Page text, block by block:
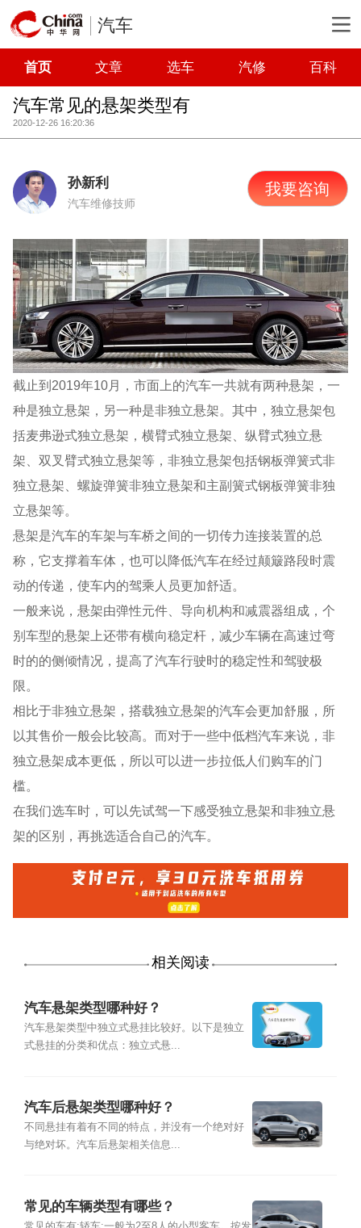
汽车
首页 文章 选车 汽修 百科
汽车常见的悬架类型有
2020-12-26 16:20:36
孙新利
汽车维修技师
我要咨询
截止到2019年10月，市面上的汽车一共就有两种悬架，一
种是独立悬架，另一种是非独立悬架。其中，独立悬架包
括麦弗逊式独立悬架，横臂式独立悬架、纵臂式独立悬
架、双叉臂式独立悬架等，非独立悬架包括钢板弹簧式非
独立悬架、螺旋弹簧非独立悬架和主副簧式钢板弹簧非独
立悬架等。
悬架是汽车的车架与车桥之间的一切传力连接装置的总
称，它支撑着车体，也可以降低汽车在经过颠簸路段时震
动的传递，使车内的驾乘人员更加舒适。
一般来说，悬架由弹性元件、导向机构和减震器组成，个
别车型的悬架上还带有横向稳定杆，减少车辆在高速过弯
时的的侧倾情况，提高了汽车行驶时的稳定性和驾驶极
限。
相比于非独立悬架，搭载独立悬架的汽车会更加舒服，所
以其售价一般会比较高。而对于一些中低档汽车来说，非
独立悬架成本更低，所以可以进一步拉低人们购车的门
槛。
在我们选车时，可以先试驾一下感受独立悬架和非独立悬
架的区别，再挑选适合自己的汽车。
相关阅读
汽车悬架类型哪种好？
汽车悬架类型中独立式悬挂比较好。以下是独立
式悬挂的分类和优点：独立式悬...
汽车后悬架类型哪种好？
不同悬挂有着有不同的特点，并没有一个绝对好
与绝对坏。汽车后悬架相关信息...
常见的车辆类型有哪些？